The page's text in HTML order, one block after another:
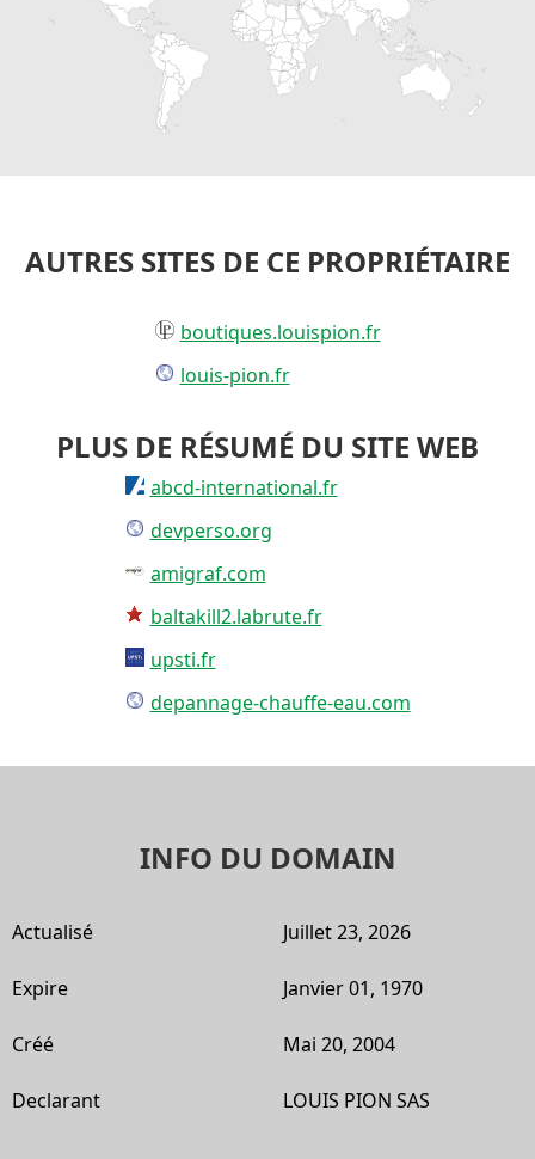
AUTRES SITES DE CE PROPRIÉTAIRE
boutiques.louispion.fr
louis-pion.fr
PLUS DE RÉSUMÉ DU SITE WEB
abcd-international.fr
devperso.org
amigraf.com
baltakill2.labrute.fr
upsti.fr
depannage-chauffe-eau.com
INFO DU DOMAIN
Actualisé Juillet 23, 2026
Expire Janvier 01, 1970
Créé Mai 20, 2004
Declarant LOUIS PION SAS